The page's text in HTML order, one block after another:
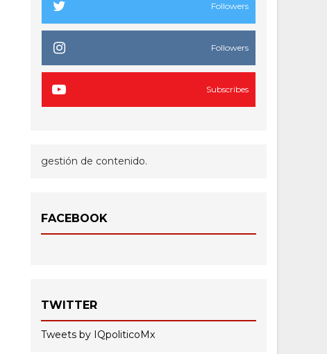
Followers
Followers
Subscribes
gestión de contenido.
FACEBOOK
TWITTER
Tweets by IQpoliticoMx